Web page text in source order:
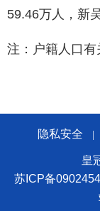
59.46万人，新
注：户籍人口有
隐私安全
皇
苏ICP备